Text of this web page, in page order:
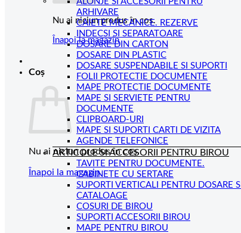
Nu ai niciun produs în coș.
Înapoi la magazin
Coș
Nu ai niciun produs în coș.
Înapoi la magazin
ARHIVARE
CAIETE MECANICE. REZERVE
INDECSI SI SEPARATOARE
DOSARE DIN CARTON
DOSARE DIN PLASTIC
DOSARE SUSPENDABILE SI SUPORTI
FOLII PROTECTIE DOCUMENTE
MAPE PROTECTIE DOCUMENTE
MAPE SI SERVIETE PENTRU
DOCUMENTE
CLIPBOARD-URI
MAPE SI SUPORTI CARTI DE VIZITA
AGENDE TELEFONICE
ARTICOLE SI ACCESORII PENTRU BIROU
TAVITE PENTRU DOCUMENTE.
CABINETE CU SERTARE
SUPORTI VERTICALI PENTRU DOSARE SI
CATALOAGE
COSURI DE BIROU
SUPORTI ACCESORII BIROU
MAPE PENTRU BIROU